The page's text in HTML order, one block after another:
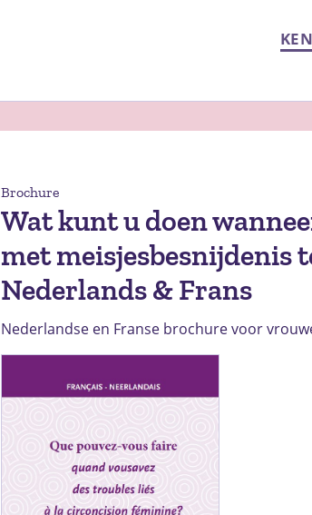
Brochure
Wat kunt u doen
met meisjesbesnijdenis
Nederlands & Frans
Nederlandse en Franse brochure voor